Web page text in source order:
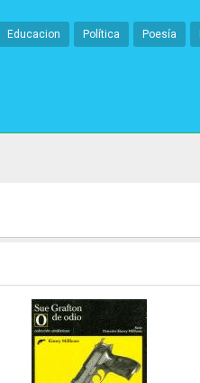
Educacion Política Poesía